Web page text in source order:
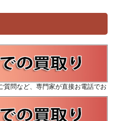
質問など、専門家が直接お電話でお